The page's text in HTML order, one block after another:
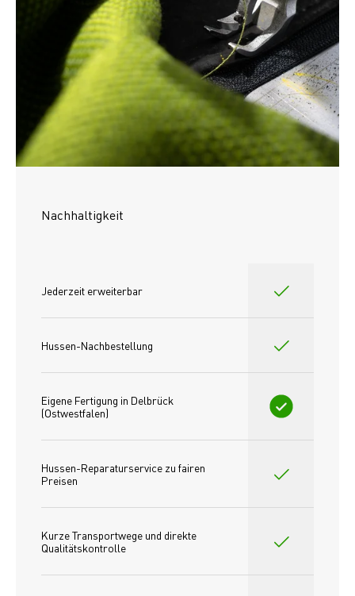
Nachhaltigkeit
Jederzeit erweiterbar
Hussen-Nachbestellung
Eigene Fertigung in Delbrück
(Ostwestfalen)
Hussen-Reparaturservice zu fairen
Preisen​
Kurze Transportwege und direkte
Qualitätskontrolle